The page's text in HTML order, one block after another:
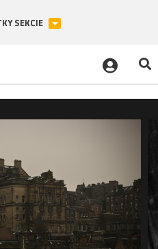
SEKCIE